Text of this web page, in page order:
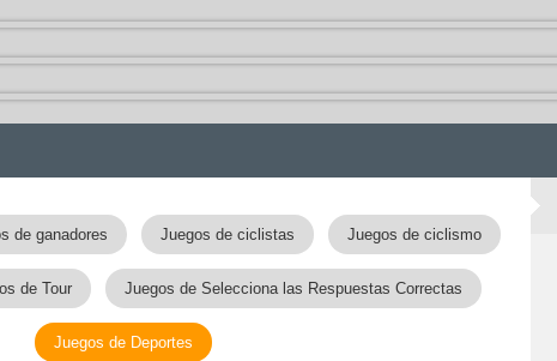
de ganadores Juegos de ciclistas Juegos de ciclismo
de Tour Juegos de Selecciona las Respuestas Correctas
Juegos de Deportes